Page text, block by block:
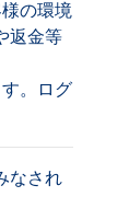
の環境
返金等
。ログ
なされ